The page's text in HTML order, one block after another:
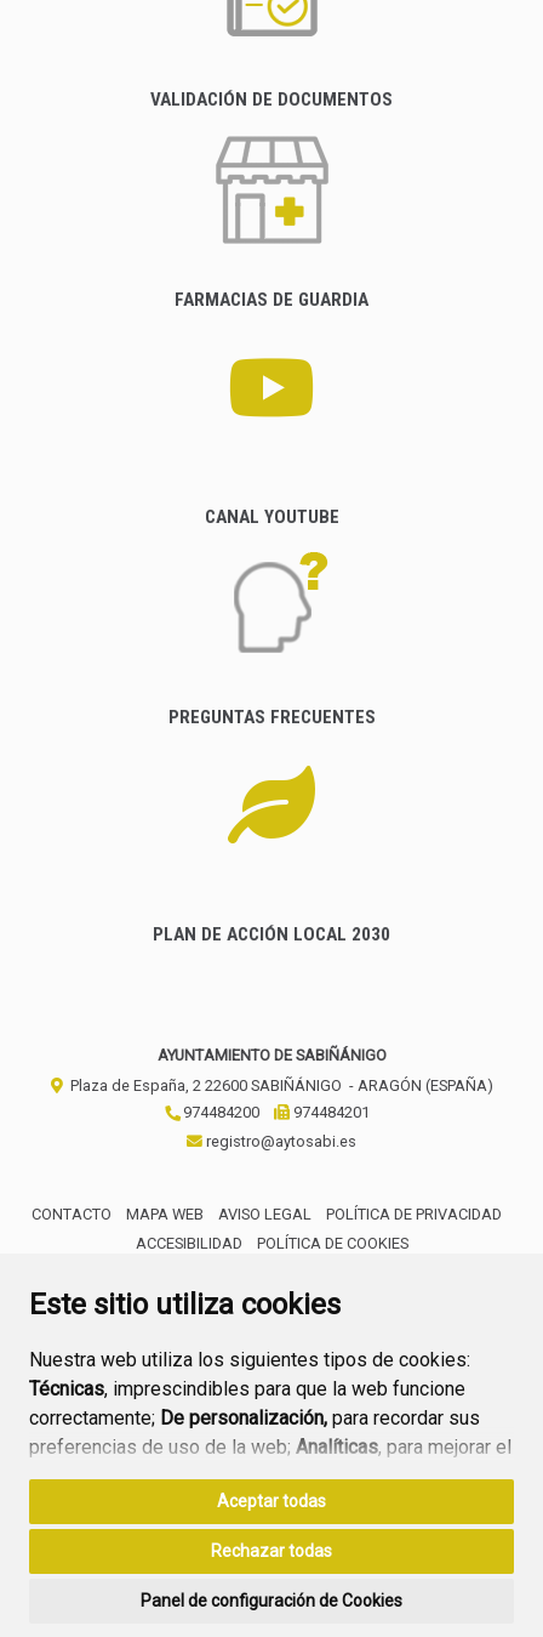
Este sitio utiliza cookies
Nuestra web utiliza los siguientes tipos de cookies:
Técnicas, imprescindibles para que la web funcione
correctamente; De personalización, para recordar sus
preferencias de uso de la web; Analíticas, para mejorar el
funcionamiento de la web y sus servicios.
Si acepta pulsando el botón“Aceptar todas”
consideramos que acepta su uso. Si pulsa el botón
ninguna acción, se guardarán las cookies técnicas
Aceptar todas
Rechazar todas
Panel de configuración de Cookies
VALIDACIÓN DE DOCUMENTOS
FARMACIAS DE GUARDIA
CANAL YOUTUBE
PREGUNTAS FRECUENTES
PLAN DE ACCIÓN LOCAL 2030
AYUNTAMIENTO DE SABIÑÁNIGO
Plaza de España, 2 22600 SABIÑÁNIGO - ARAGÓN (ESPAÑA)
974484200
974484201
registro@aytosabi.es
CONTACTO MAPA WEB AVISO LEGAL
POLÍTICA DE PRIVACIDAD
ACCESIBILIDAD
POLÍTICA DE COOKIES